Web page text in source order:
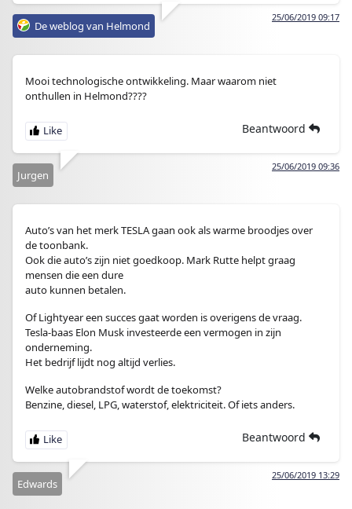
25/06/2019 09:17
De weblog van Helmond
Mooi technologische ontwikkeling. Maar waarom niet
onthullen in Helmond????
Beantwoord
25/06/2019 09:36
Jurgen
Auto’s van het merk TESLA gaan ook als warme broodjes over
de toonbank.
Ook die auto’s zijn niet goedkoop. Mark Rutte helpt graag
mensen die een dure
auto kunnen betalen.
Of Lightyear een succes gaat worden is overigens de vraag.
Tesla-baas Elon Musk investeerde een vermogen in zijn
onderneming.
Het bedrijf lijdt nog altijd verlies.
Welke autobrandstof wordt de toekomst?
Benzine, diesel, LPG, waterstof, elektriciteit. Of iets anders.
Beantwoord
25/06/2019 13:29
Edwards